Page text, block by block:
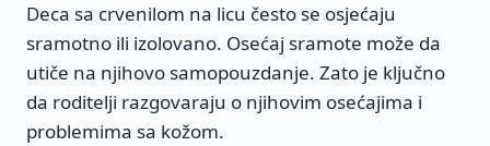
Deca sa crvenilom na licu često se osjećaju
sramotno ili izolovano. Osećaj sramote može da
utiče na njihovo samopouzdanje. Zato je ključno
da roditelji razgovaraju o njihovim osećajima i
problemima sa kožom.